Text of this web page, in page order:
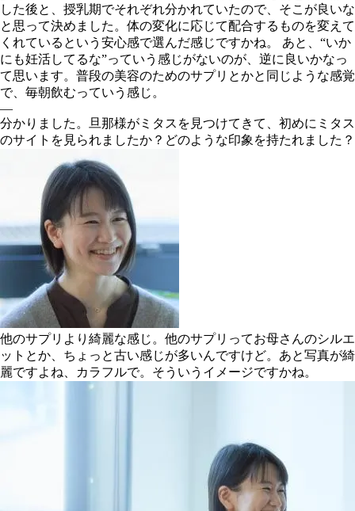
した後と、授乳期でそれぞれ分かれていたので、そこが良いな
と思って決めました。体の変化に応じて配合するものを変えて
くれているという安心感で選んだ感じですかね。 あと、“いか
にも妊活してるな”っていう感じがないのが、逆に良いかなっ
て思います。普段の美容のためのサプリとかと同じような感覚
で、毎朝飲むっていう感じ。
―
分かりました。旦那様がミタスを見つけてきて、初めにミタス
のサイトを見られましたか？どのような印象を持たれました？
他のサプリより綺麗な感じ。他のサプリってお母さんのシルエ
ットとか、ちょっと古い感じが多いんですけど。あと写真が綺
麗ですよね、カラフルで。そういうイメージですかね。